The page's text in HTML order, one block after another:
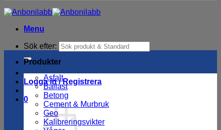
Menu
Sök efter:
Logga in / Registrera
0
Produkter
Asfalt
Ballast
Betong
Cement & Murbruk
Geo
Kalibreringsvikter